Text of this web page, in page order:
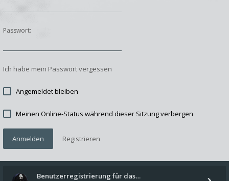
Passwort:
Ich habe mein Passwort vergessen
Angemeldet bleiben
Meinen Online-Status während dieser Sitzung verbergen
Anmelden Registrieren
Benutzerregistrierung für das…